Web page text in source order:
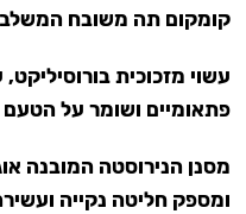
קומקום תה משובח המשלב
עשוי מזכוכית
פתאומיים ושומר על
מסנן הנירוסטה המובנה
ומספק חליטה נקייה